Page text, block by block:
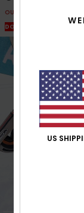
OUTLET
DOPPELTER RABATT
US